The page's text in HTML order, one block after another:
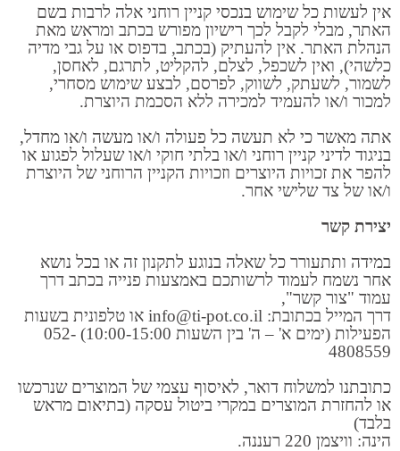
אין לעשות כל שימוש בנכסי קניין רוחני אלה לרבות בשם
האתר, מבלי לקבל לכך רישיון מפורש בכתב ומראש מאת
הנהלת האתר. אין להעתיק (בכתב, בדפוס או על גבי מדיה
כלשהי), ואין לשכפל, לצלם, להקליט, לתרגם, לאחסן,
לשמור, לשעתק, לשווק, לפרסם, לבצע שימוש מסחרי,
למכור ו/או להעמיד למכירה ללא הסכמת היוצרת.
אתה מאשר כי לא תעשה כל פעולה ו/או מעשה ו/או מחדל,
בניגוד לדיני קניין רוחני ו/או בלתי חוקי ו/או שעלול לפגוע או
להפר את זכויות היוצרים וזכויות הקניין הרוחני של היוצרת
ו/או של צד שלישי אחר.
יצירת קשר
במידה ותתעורר כל שאלה בנוגע לתקנון זה או בכל נושא
אחר נשמח לעמוד לרשותכם באמצעות פנייה בכתב דרך
עמוד "צור קשר",
דרך המייל בכתובת: info@ti-pot.co.il או טלפונית בשעות
הפעילות (ימים א' – ה' בין השעות 10:00-15:00) 052-
4808559
כתובתנו למשלוח דואר, לאיסוף עצמי של המוצרים שנרכשו
או להחזרת המוצרים במקרי ביטול עסקה (בתיאום מראש
בלבד)
הינה: וויצמן 220 רעננה.